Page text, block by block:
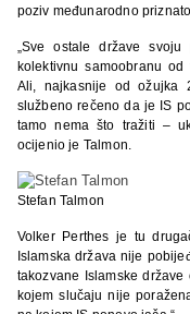
poziv međunarodno
„Sve ostale države
kolektivnu samoobranu od
Ali, najkasnije od ožujka
službeno rečeno da je IS
tamo nema što tražiti –
ocijenio je Talmon.
Stefan Talmon
Volker Perthes je tu
Islamska država nije
takozvane Islamske
kojem slučaju nije